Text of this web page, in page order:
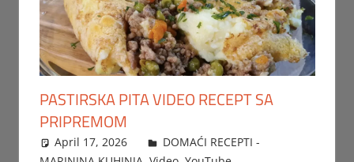
PASTIRSKA PITA VIDEO RECEPT SA
PRIPREMOM
April 17, 2026 FTorgAdmin
DOMAĆI RECEPTI -